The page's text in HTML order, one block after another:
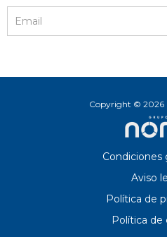
Copyright © 2026
Condiciones
Aviso
Política de
Política de